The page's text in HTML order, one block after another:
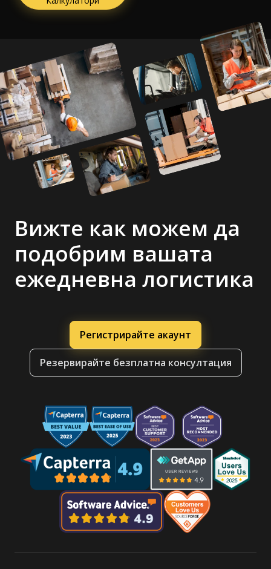
Вижте как можем да
подобрим вашата
ежедневна логистика
Регистрирайте акаунт
Резервирайте безплатна консултация